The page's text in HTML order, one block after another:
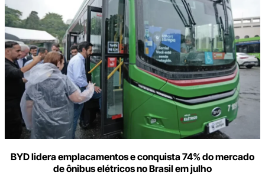
BYD lidera emplacamentos e conquista 74% do mercado
de ônibus elétricos no Brasil em julho